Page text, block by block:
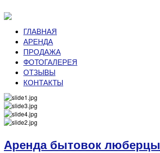
ГЛАВНАЯ
АРЕНДА
ПРОДАЖА
ФОТОГАЛЕРЕЯ
ОТЗЫВЫ
КОНТАКТЫ
Аренда бытовок люберцы